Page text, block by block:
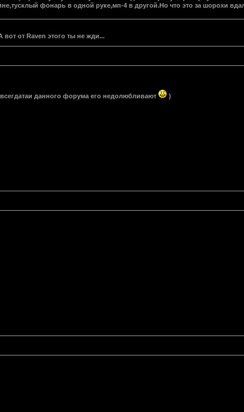
фонарь в одной руке,мп-4 в другой.Но что это за шорохи
от Raven этого ты не жди...
данного форума его недолюбливают )